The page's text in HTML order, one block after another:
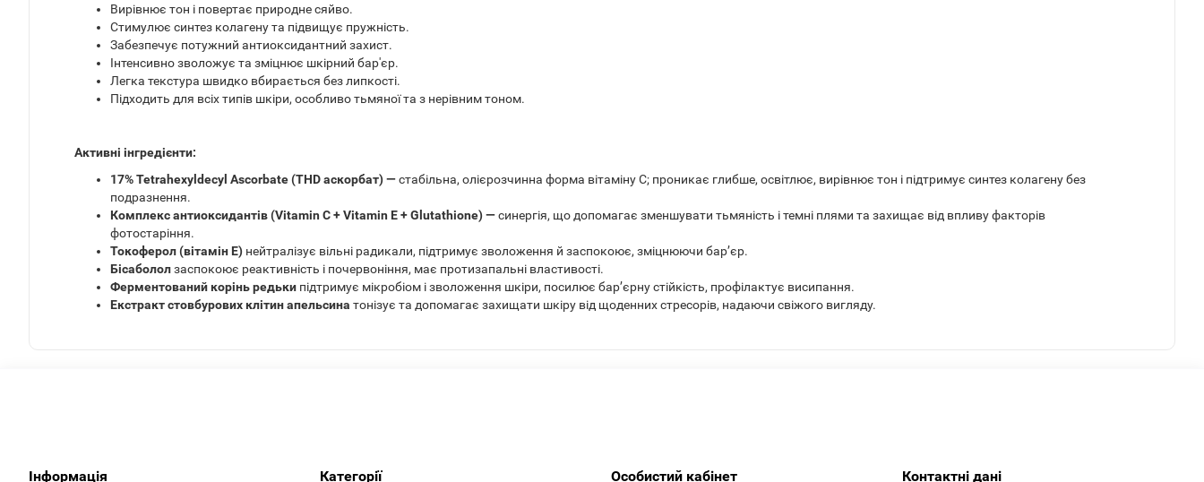
Вирівнює тон і повертає природне сяйво.
Стимулює синтез колагену та підвищує пружність.
Забезпечує потужний антиоксидантний захист.
Інтенсивно зволожує та зміцнює шкірний бар'єр.
Легка текстура швидко вбирається без липкості.
Підходить для всіх типів шкіри, особливо тьмяної та з нерівним тоном.
Активні інгредієнти:
17% Tetrahexyldecyl Ascorbate (THD аскорбат) —стабільна, олієрозчинна форма вітаміну C; проникає глибше, освітлює, вирівнює тон і підтримує синтез колагену без
подразнення.
Комплекс антиоксидантів (Vitamin C + Vitamin E + Glutathione) —синергія, що допомагає зменшувати тьмяність і темні плями та захищає від впливу факторів
фотостаріння.
Токоферол (вітамін Е) нейтралізує вільні радикали, підтримує зволоження й заспокоює, зміцнюючи бар’єр.
Бісабололзаспокоює реактивність і почервоніння, має протизапальні властивості.
Ферментований корінь редьки підтримує мікробіом і зволоження шкіри, посилює бар’єрну стійкість, профілактує висипання.
Екстракт стовбурових клітин апельсина тонізує та допомагає захищати шкіру від щоденних стресорів, надаючи свіжого вигляду.
Контактні дані
Інформація Категорії Особистий кабінет